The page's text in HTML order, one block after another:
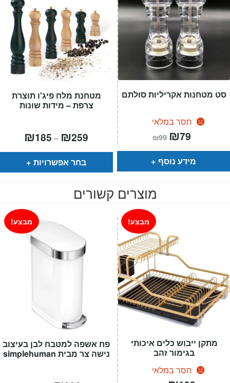
מטחנת מלח פיג'ו תוצרת
צרפת – מידות שונות
₪185 – ₪259
⁦₪185⁩
בחר אפשרויות
סט מטחנות אקריליות סולתם
חסר במלאי
₪99 המחיר
המקורי
היה:
₪99.
₪79
הוא:
מידע נוסף
מוצרים קשורים
פח אשפה למטבח לבן בעיצוב
נישה צר מבית simplehuman
מבצע!
מתקן ייבוש כלים איכותי
בגימור זהב
חסר במלאי
מבצע!